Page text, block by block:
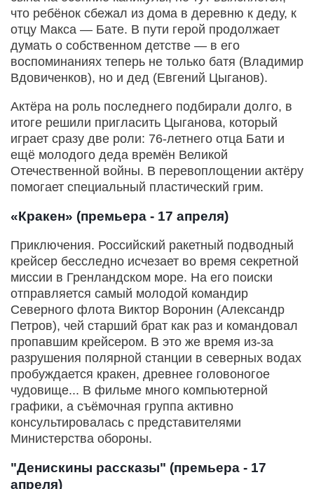
что ребёнок сбежал из дома в деревню к деду, к
отцу Макса — Бате. В пути герой продолжает
думать о собственном детстве — в его
воспоминаниях теперь не только батя (Владимир
Вдовиченков), но и дед (Евгений Цыганов).
Актёра на роль последнего подбирали долго, в
итоге решили пригласить Цыганова, который
играет сразу две роли: 76-летнего отца Бати и
ещё молодого деда времён Великой
Отечественной войны. В перевоплощении актёру
помогает специальный пластический грим.
«Кракен» (премьера - 17 апреля)
Приключения. Российский ракетный подводный
крейсер бесследно исчезает во время секретной
миссии в Гренландском море. На его поиски
отправляется самый молодой командир
Северного флота Виктор Воронин (Александр
Петров), чей старший брат как раз и командовал
пропавшим крейсером. В это же время из-за
разрушения полярной станции в северных водах
пробуждается кракен, древнее головоногое
чудовище... В фильме много компьютерной
графики, а съёмочная группа активно
консультировалась с представителями
Министерства обороны.
"Денискины рассказы" (премьера - 17
апреля)